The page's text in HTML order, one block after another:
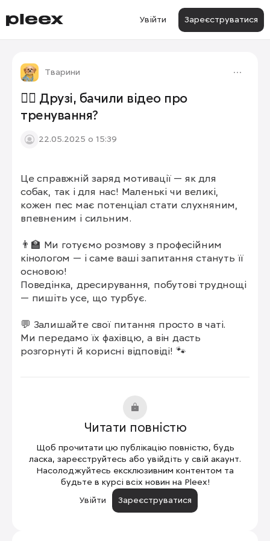
Увійти Зареєструватися
Тварини
🐕‍🦺 Друзі, бачили відео про
тренування?
22.05.2025 о 15:39
Це справжній заряд мотивації — як для
собак, так і для нас! Маленькі чи великі,
кожен пес має потенціал стати слухняним,
впевненим і сильним.
👨‍🏫 Ми готуємо розмову з професійним
кінологом — і саме ваші запитання стануть її
основою!
Поведінка, дресирування, побутові труднощі
— пишіть усе, що турбує.
💬 Залишайте свої питання просто в чаті.
Ми передамо їх фахівцю, а він дасть
розгорнуті й корисні відповіді! 🐾
Читати повністю
Щоб прочитати цю публікацію повністю, будь
ласка, зареєструйтесь або увійдіть у свій акаунт.
Насолоджуйтесь ексклюзивним контентом та
будьте в курсі всіх новин на Pleex!
Увійти
Зареєструватися